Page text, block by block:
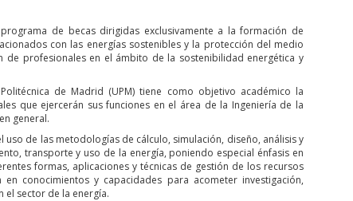
de becas dirigidas exclusivamente a la formación de
con las energías sostenibles y la protección del medio
profesionales en el ámbito de la sostenibilidad energética y
de Madrid (UPM) tiene como objetivo académico la
que ejercerán sus funciones en el área de la Ingeniería de la
general.
de las metodologías de cálculo, simulación, diseño, análisis y
transporte y uso de la energía, poniendo especial énfasis en
formas, aplicaciones y técnicas de gestión de los recursos
conocimientos y capacidades para acometer investigación,
el sector de la energía.